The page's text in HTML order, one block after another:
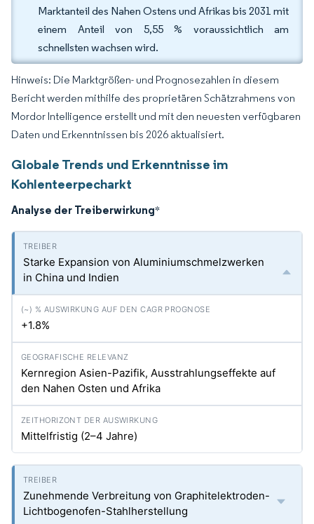
Marktanteil des Nahen Ostens und Afrikas bis 2031 mit
einem Anteil von 5,55 % voraussichtlich am
schnellsten wachsen wird.
Hinweis: Die Marktgrößen- und Prognosezahlen in diesem
Bericht werden mithilfe des proprietären Schätzrahmens von
Mordor Intelligence erstellt und mit den neuesten verfügbaren
Daten und Erkenntnissen bis 2026 aktualisiert.
Globale Trends und Erkenntnisse im
Kohlenteerpecharkt
Analyse der Treiberwirkung*
Starke Expansion von Aluminiumschmelzwerken
in China und Indien
+1.8%
Kernregion Asien-Pazifik, Ausstrahlungseffekte auf
den Nahen Osten und Afrika
Mittelfristig (2–4 Jahre)
Zunehmende Verbreitung von Graphitelektroden-
Lichtbogenofen-Stahlherstellung